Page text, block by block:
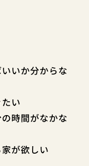
いか分からな
い
時間がなかな
が欲しい